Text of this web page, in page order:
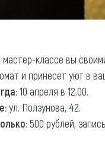
мастер-классе вы
и принесет уют в
10 апреля в 12.00.
ул. Ползунова, 42.
500 рублей,